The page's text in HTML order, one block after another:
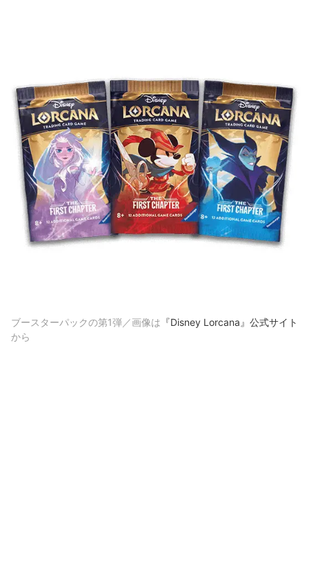
ブースターパックの第1弾／画像は 『Disney Lorcana』公式サイト
から